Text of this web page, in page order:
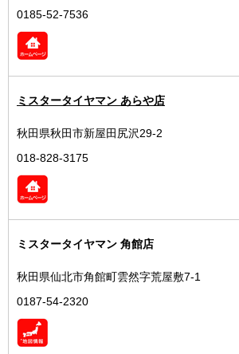
0185-52-7536
ミスタータイヤマン あらや店
秋田県秋田市新屋田尻沢29-2
018-828-3175
ミスタータイヤマン 角館店
秋田県仙北市角館町雲然字荒屋敷7-1
0187-54-2320